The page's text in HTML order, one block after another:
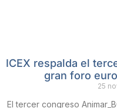
ICEX respalda el
gran foro
25
El tercer congreso